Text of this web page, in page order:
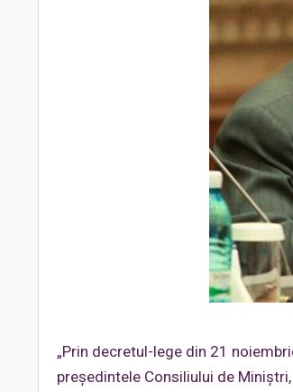
„Prin decretul-lege din 21
președintele Consiliului de